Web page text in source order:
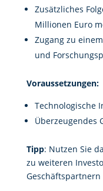
Zusätzliches
Millionen Euro
Zugang zu
und
Voraussetzungen:
Technologische
Überzeugendes
Tipp: Nutzen Sie
zu weiteren